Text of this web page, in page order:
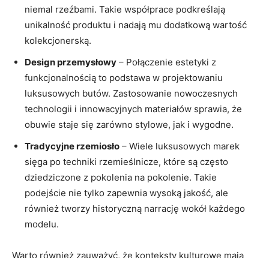
niemal rzeźbami. Takie współprace podkreślają
unikalność produktu i nadają mu dodatkową wartość
kolekcjonerską.
Design przemysłowy – Połączenie estetyki z
funkcjonalnością to podstawa w projektowaniu
luksusowych butów. Zastosowanie nowoczesnych
technologii i innowacyjnych materiałów sprawia, że
obuwie staje się zarówno stylowe, jak i wygodne.
Tradycyjne rzemiosło – Wiele luksusowych marek
sięga po techniki rzemieślnicze, które są często
dziedziczone z pokolenia na pokolenie. Takie
podejście nie tylko zapewnia wysoką jakość, ale
również tworzy historyczną narrację wokół każdego
modelu.
Warto również zauważyć, że konteksty kulturowe mają